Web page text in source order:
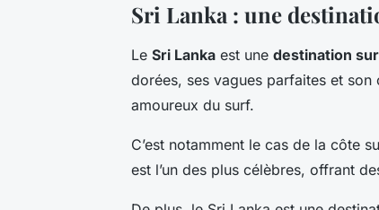
Sri Lanka : une
Le Sri Lanka est une destination
dorées, ses vagues parfaites et
amoureux du surf.
C’est notamment le cas de la côte
est l’un des plus célèbres, offrant